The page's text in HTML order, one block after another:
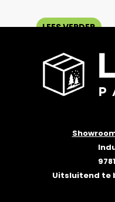
Gewaardeerd
LEES VERDER
2
Uitsluitend te